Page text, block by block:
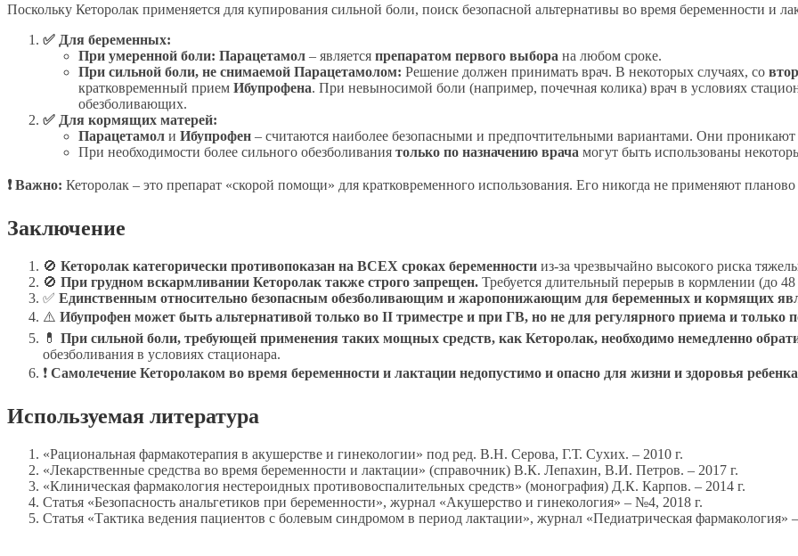
Поскольку Кеторолак применяется для купирования сильной боли, поиск безопасной альтернативы во время беременности и
✅ Для беременных:
При умеренной боли: Парацетамол – является препаратом первого выбора на любом сроке.
При сильной боли, не снимаемой Парацетамолом: Решение должен принимать врач. В некоторых случаях, со
кратковременный прием Ибупрофена. При невыносимой боли (например, почечная колика) врач в условиях
обезболивающих.
✅ Для кормящих матерей:
Парацетамол и Ибупрофен – считаются наиболее безопасными и предпочтительными вариантами. Они
При необходимости более сильного обезболивания только по назначению врача могут быть использованы
❗ Важно: Кеторолак – это препарат «скорой помощи» для кратковременного использования. Его никогда не применяют
Заключение
🚫 Кеторолак категорически противопоказан на ВСЕХ сроках беременности из-за чрезвычайно высокого риска
🚫 При грудном вскармливании Кеторолак также строго запрещен. Требуется длительный перерыв в кормлении (до
✅ Единственным относительно безопасным обезболивающим и жаропонижающим для беременных и кормящих
⚠️ Ибупрофен может быть альтернативой только во II триместре и при ГВ, но не для регулярного приема и только
💊 При сильной боли, требующей применения таких мощных средств, как Кеторолак, необходимо немедленно
обезболивания в условиях стационара.
❗ Самолечение Кеторолаком во время беременности и лактации недопустимо и опасно для жизни и здоровья
Используемая литература
«Рациональная фармакотерапия в акушерстве и гинекологии» под ред. В.Н. Серова, Г.Т. Сухих. – 2010 г.
«Лекарственные средства во время беременности и лактации» (справочник) В.К. Лепахин, В.И. Петров. – 2017 г.
«Клиническая фармакология нестероидных противовоспалительных средств» (монография) Д.К. Карпов. – 2014 г.
Статья «Безопасность анальгетиков при беременности», журнал «Акушерство и гинекология» – №4, 2018 г.
Статья «Тактика ведения пациентов с болевым синдромом в период лактации», журнал «Педиатрическая фармакология»